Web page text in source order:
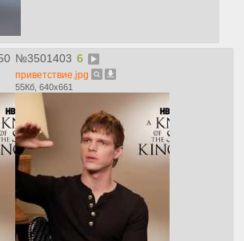
№3501403 6
приветствие.jpg
55Кб, 640x661